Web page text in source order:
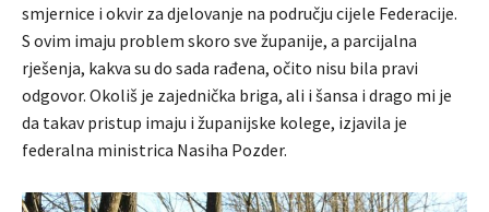
smjernice i okvir za djelovanje na području cijele Federacije.
S ovim imaju problem skoro sve županije, a parcijalna
rješenja, kakva su do sada rađena, očito nisu bila pravi
odgovor. Okoliš je zajednička briga, ali i šansa i drago mi je
da takav pristup imaju i županijske kolege, izjavila je
federalna ministrica Nasiha Pozder.